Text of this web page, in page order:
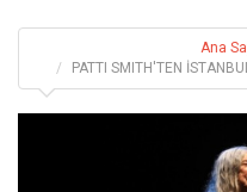
Ana
PATTI SMITH'TEN